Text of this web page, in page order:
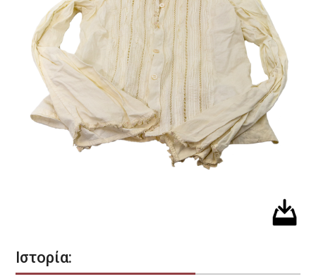
Ιστορία: